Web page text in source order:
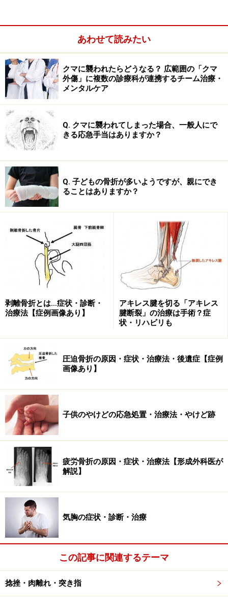
あわせて読みたい
クマに襲われたらどうなる？ 広範囲の「クマ
外傷」に複数の診療科が連携するチーム治療・
メンタルケア
Q. クマに襲われてしまった場合、一般人にで
きる応急手当はありますか？
Q. 子どもの骨折が多いようですが、親にでき
ることはありますか？
剥離骨折とは…症状・診断・
治療法【症例画像あり】
アキレス腱を切る「アキレス
腱断裂」の治療は手術？症
状・リハビリも
圧迫骨折の原因・症状・治療法・後遺症【症例
画像あり】
子供のやけどの応急処置・治療法・やけど跡
疲労骨折の原因・症状・治療法【形成外科医が
解説】
気胸の症状・診断・治療
この記事に関連するテーマ
捻挫・肉離れ・突き指